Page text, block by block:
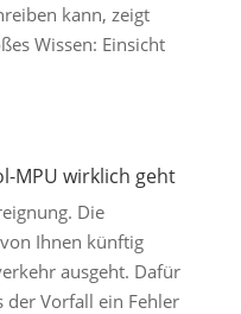
kann, zeigt
Wissen: Einsicht
MPU wirklich geht
Die
Ihnen künftig
ausgeht. Dafür
der Vorfall ein Fehler